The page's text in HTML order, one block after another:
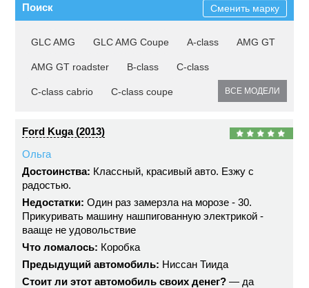
Поиск Сменить марку
GLC AMG GLC AMG Coupe A-class AMG GT
AMG GT roadster B-class C-class
C-class cabrio C-class coupe ВСЕ МОДЕЛИ
Ford Kuga (2013)
Ольга
Достоинства: Классный, красивый авто. Езжу с
радостью.
Недостатки: Один раз замерзла на морозе - 30.
Прикуривать машину нашпигованную электрикой -
вааще не удовольствие
Что ломалось: Коробка
Предыдущий автомобиль: Ниссан Тиида
Стоит ли этот автомобиль своих денег? — да